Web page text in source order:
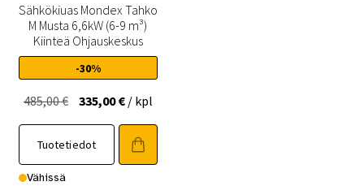
Sähkökiuas Mondex Tahko
M Musta 6,6kW (6-9 m³)
Kiinteä Ohjauskeskus
-30%
485,00€ Alkuperäinen
hinta
oli:
485,00 €.
335,00€Nykyinen
hinta
on:
335,00 €.
/ kpl
Tuotetiedot
Vähissä